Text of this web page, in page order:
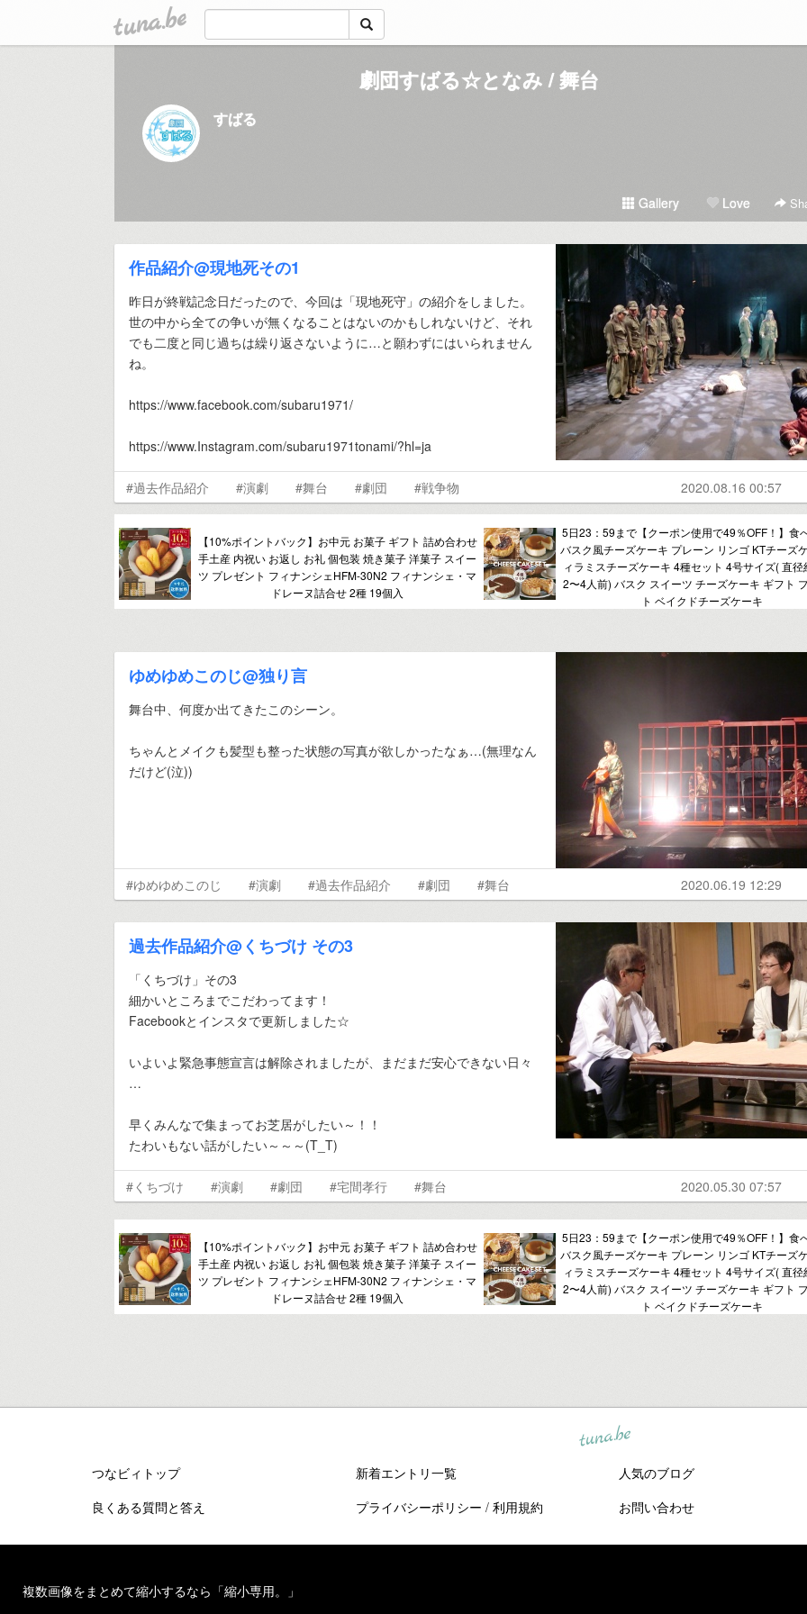
tuna.be
劇団すばる☆となみ / 舞台
すばる
Gallery Love
作品紹介@現地死その1
昨日が終戦記念日だったので、今回は「現地死守」の紹介をしました。
世の中から全ての争いが無くなることはないのかもしれないけど、それ
でも二度と同じ過ちは繰り返さないように…と願わずにはいられません
ね。
https://www.facebook.com/subaru1971/
https://www.Instagram.com/subaru1971tonami/?hl=ja
#過去作品紹介 #演劇 #舞台 #劇団 #戦争物 2020.08.16 00:57
【10%ポイントバック】お中元 お菓子 ギフト 詰め合わせ
手土産 内祝い お返し お礼 個包装 焼き菓子 洋菓子 スイー
ツ プレゼント フィナンシェHFM-30N2 フィナンシェ・マ
ドレーヌ詰合せ 2種 19個入
5日23：59まで【クーポン使用で49％OFF！】食
バスク風チーズケーキ プレーン リンゴ KTチーズ
ィラミスチーズケーキ 4種セット 4号サイズ( 直
2〜4人前) バスク スイーツ チーズケーキ ギフト
ト ベイクドチーズケーキ
ゆめゆめこのじ@独り言
舞台中、何度か出てきたこのシーン。
ちゃんとメイクも髪型も整った状態の写真が欲しかったなぁ…(無理なん
だけど(泣))
#ゆめゆめこのじ #演劇 #過去作品紹介 #劇団 #舞台 2020.06.19 12:29
過去作品紹介@くちづけ その3
「くちづけ」その3
細かいところまでこだわってます！
Facebookとインスタで更新しました☆
いよいよ緊急事態宣言は解除されましたが、まだまだ安心できない日々
…
早くみんなで集まってお芝居がしたい～！！
たわいもない話がしたい～～～(T_T)
#くちづけ #演劇 #劇団 #宅間孝行 #舞台 2020.05.30 07:57
【10%ポイントバック】お中元 お菓子 ギフト 詰め合わせ
手土産 内祝い お返し お礼 個包装 焼き菓子 洋菓子 スイー
ツ プレゼント フィナンシェHFM-30N2 フィナンシェ・マ
ドレーヌ詰合せ 2種 19個入
5日23：59まで【クーポン使用で49％OFF！】食
バスク風チーズケーキ プレーン リンゴ KTチーズ
ィラミスチーズケーキ 4種セット 4号サイズ( 直
2〜4人前) バスク スイーツ チーズケーキ ギフト
ト ベイクドチーズケーキ
tuna.be
つなビィトップ 新着エントリ一覧
人気のブログ
良くある質問と答え
プライバシーポリシー / 利用規約 お問い合わせ
複数画像をまとめて縮小するなら「縮小専用。」